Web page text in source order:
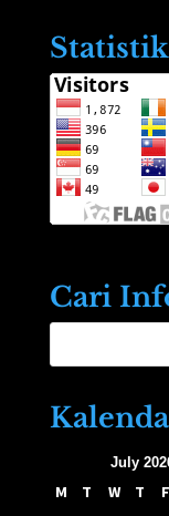
Cari
July
M T W T F